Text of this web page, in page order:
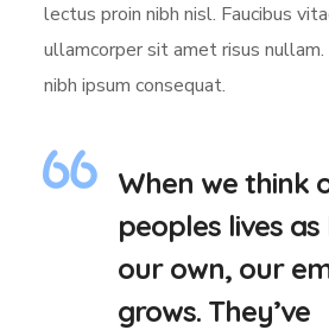
lectus proin nibh nisl. Faucibus
ullamcorper sit amet risus
nibh ipsum consequat.
When we think
peoples lives
our own, our
grows. They’ve